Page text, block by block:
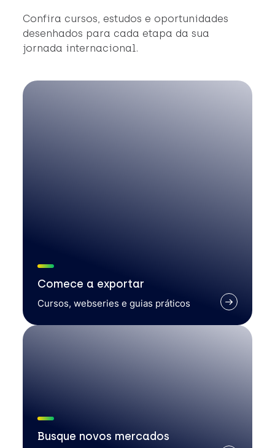
Confira cursos, estudos e oportunidades
desenhados para cada etapa da sua
jornada internacional.
Comece a exportar
Cursos, webseries e guias práticos
Busque novos mercados